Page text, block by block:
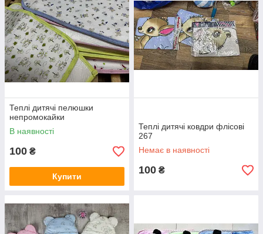
Теплі дитячі пелюшки
непромокайки
В наявності
100 ₴
Купити
Теплі дитячі ковдри флісові
267
Немає в наявності
100 ₴